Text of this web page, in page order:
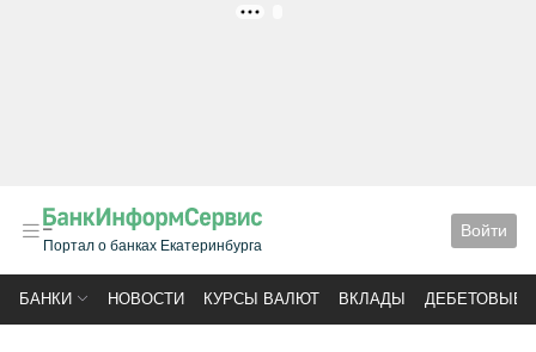
Портал о банках Екатеринбурга
Войти
БАНКИ НОВОСТИ КУРСЫ ВАЛЮТ ВКЛАДЫ ДЕБЕТОВЫЕ